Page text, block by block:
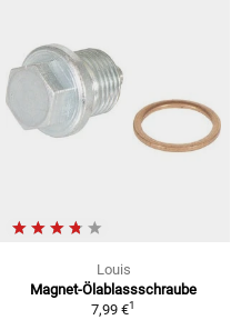
Louis
Magnet-Ölablassschraube
7,99 €1